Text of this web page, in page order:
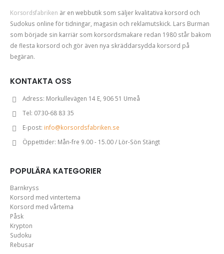
Korsordsfabriken är en webbutik som säljer kvalitativa korsord och
Sudokus online för tidningar, magasin och reklamutskick. Lars Burman
som började sin karriär som korsordsmakare redan 1980 står bakom
de flesta korsord och gör även nya skräddarsydda korsord på
begäran.
KONTAKTA OSS
Adress: Morkullevägen 14 E, 906 51 Umeå
Tel: 0730-68 83 35
E-post: info@korsordsfabriken.se
Öppettider: Mån-fre 9.00 - 15.00 / Lör-Sön Stängt
POPULÄRA KATEGORIER
Barnkryss
Korsord med vintertema
Korsord med vårtema
Påsk
Krypton
Sudoku
Rebusar